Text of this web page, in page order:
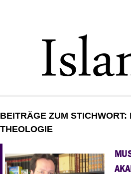
GESELLSCHAFT
STARTSEITE
BEITRÄGE ZUM STICHWORT:
THEOLOGIE